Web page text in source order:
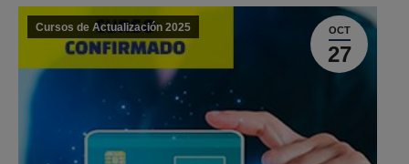
OCT
27
Cursos de Actualización 2025